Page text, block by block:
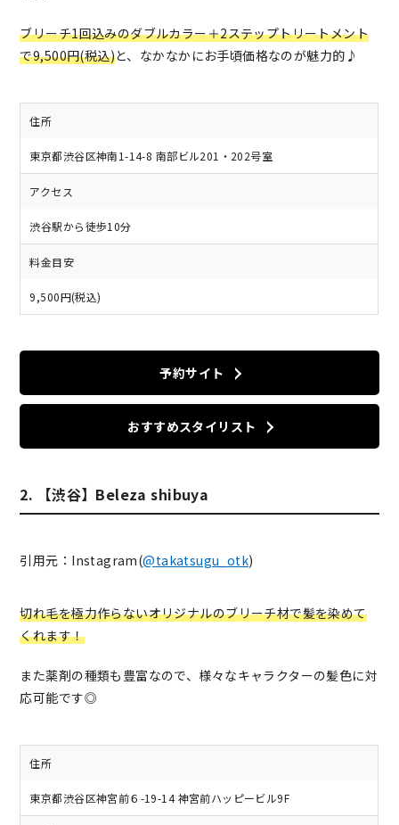
ブリーチ1回込みのダブルカラー＋2ステップトリートメント
で9,500円(税込)と、なかなかにお手頃価格なのが魅力的♪
住所
東京都渋谷区神南1-14-8 南部ビル201・202号室
アクセス
渋谷駅から徒歩10分
料金目安
9,500円(税込)
予約サイト
おすすめスタイリスト
2. 【渋谷】Beleza shibuya
引用元：Instagram(@takatsugu_otk)
切れ毛を極力作らないオリジナルのブリーチ材で髪を染めて
くれます！
また薬剤の種類も豊富なので、様々なキャラクターの髪色に対
応可能です◎
住所
東京都渋谷区神宮前６-19-14 神宮前ハッピービル9F